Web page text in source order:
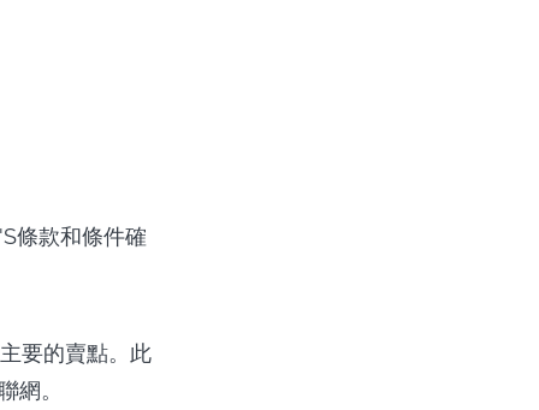
條款和條件確
要的賣點。此
網。